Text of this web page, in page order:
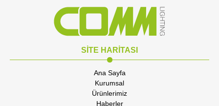
SİTE HARİTASI
Ana Sayfa
Kurumsal
Ürünlerimiz
Haberler